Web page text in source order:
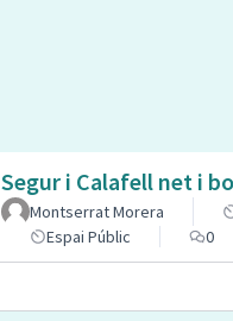
Segur i Calafell net i
Montserrat Morera
Espai Públic
0